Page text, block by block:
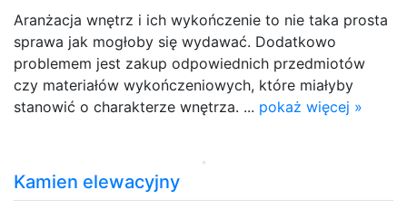
Aranżacja wnętrz i ich wykończenie to nie taka prosta
sprawa jak mogłoby się wydawać. Dodatkowo
problemem jest zakup odpowiednich przedmiotów
czy materiałów wykończeniowych, które miałyby
stanowić o charakterze wnętrza. ... pokaż więcej »
Kamien elewacyjny